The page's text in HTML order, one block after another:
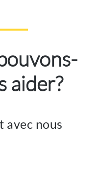
aider?
avec nous